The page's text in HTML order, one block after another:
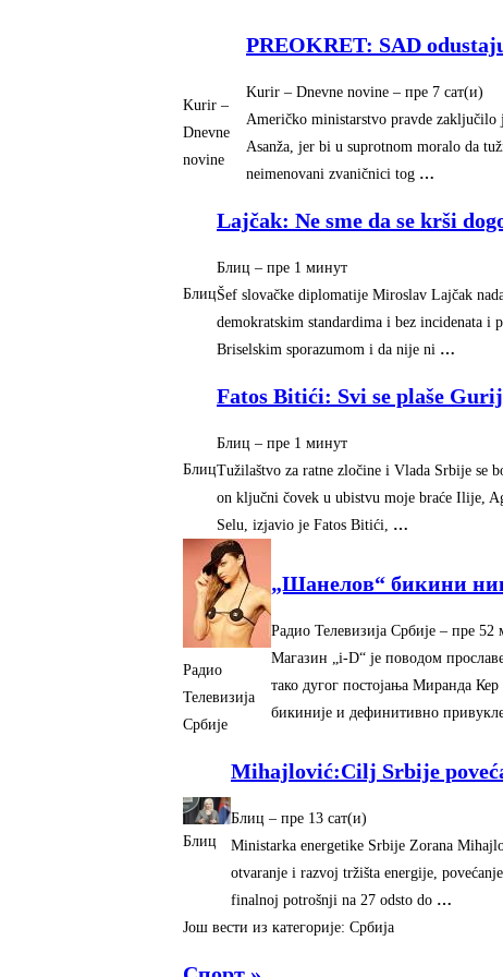
Kurir –
Dnevne
novine
PREOKRET: SAD
Kurir – Dnevne novine – ‎пре 7 сат(и)‎
Američko ministarstvo pravde
Asanža, jer bi u suprotnom moralo da
neimenovani zvaničnici tog …
Блиц
Lajčak: Ne sme da se krši
Блиц – ‎пре 1 минут‎
Šef slovačke diplomatije Miroslav Lajčak
demokratskim standardima i bez incidenata i
Briselskim sporazumom i da nije ni …
Блиц
Fatos Bitići: Svi se plaše
Блиц – ‎пре 1 минут‎
Tužilaštvo za ratne zločine i Vlada Srbije se
on ključni čovek u ubistvu moje braće Ilije,
Selu, izjavio je Fatos Bitići, …
Радио
Телевизија
Србије
„Шанелов“ бикини
Радио Телевизија Србије – ‎пре 52
Магазин „i-D“ је поводом
тако дугог постојања Миранда
бикиније и дефинитивно
Блиц
Mihajlović:Cilj Srbije
Блиц – ‎пре 13 сат(и)‎
Ministarka energetike Srbije Zorana
otvaranje i razvoj tržišta energije,
finalnoj potrošnji na 27 odsto do …
Још вести из категорије: Србија